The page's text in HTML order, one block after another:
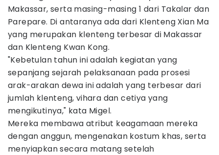
Makassar, serta masing-masing 1 dari Takalar dan
Parepare. Di antaranya ada dari Klenteng Xian Ma
yang merupakan klenteng terbesar di Makassar
dan Klenteng Kwan Kong.
"Kebetulan tahun ini adalah kegiatan yang
sepanjang sejarah pelaksanaan pada prosesi
arak-arakan dewa ini adalah yang terbesar dari
jumlah klenteng, vihara dan cetiya yang
mengikutinya," kata Migel.
Mereka membawa atribut keagamaan mereka
dengan anggun, mengenakan kostum khas, serta
menyiapkan secara matang setelah